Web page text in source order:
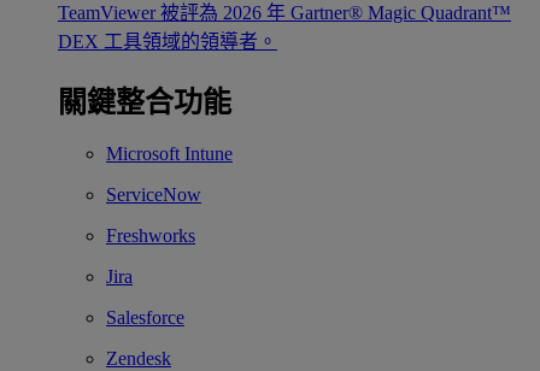
TeamViewer 被評為 2026 年 Gartner® Magic Quadrant™
DEX 工具領域的領導者。
關鍵整合功能
Microsoft Intune
ServiceNow
Freshworks
Jira
Salesforce
Zendesk